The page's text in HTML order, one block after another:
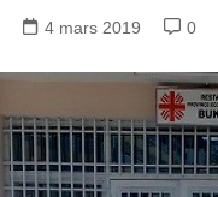
4 mars 2019 0